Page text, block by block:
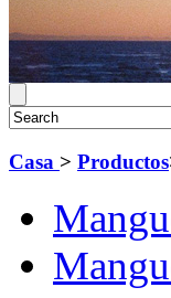
Casa > Productos